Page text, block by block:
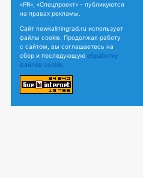
«PR», «Спецпроект» - публикуются
на правах рекламы.
Сайт newkaliningrad.ru использует
файлы cookie. Продолжая работу
с сайтом, вы соглашаетесь на
сбор и последующую обработку
файлов cookie.